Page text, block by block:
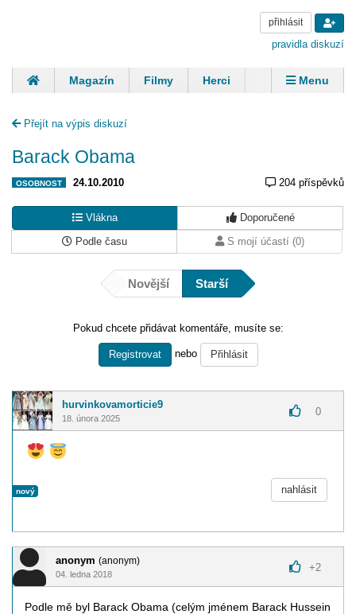
přihlásit
pravidla diskuzí
Magazín Filmy Herci
Zpěváci
Panovníci
Finančníci
Menu
Přejít na výpis diskuzí
Barack Obama
OSOBNOST 24.10.2010 204 příspěvků
Vlákna
Doporučené
Podle času
S mojí účastí (0)
Novější Starší
Pokud chcete přidávat komentáře, musíte se:
Registrovat nebo Přihlásit
hurvinkovamorticie9
18. února 2025
0
nový nahlásit
anonym (anonym)
04. ledna 2018
+2
Podle mě byl Barack Obama (celým jménem Barack Hussein